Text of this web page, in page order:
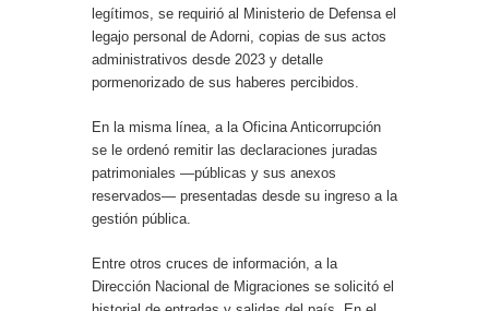
legítimos, se requirió al Ministerio de Defensa el
legajo personal de Adorni, copias de sus actos
administrativos desde 2023 y detalle
pormenorizado de sus haberes percibidos.
En la misma línea, a la Oficina Anticorrupción
se le ordenó remitir las declaraciones juradas
patrimoniales —públicas y sus anexos
reservados— presentadas desde su ingreso a la
gestión pública.
Entre otros cruces de información, a la
Dirección Nacional de Migraciones se solicitó el